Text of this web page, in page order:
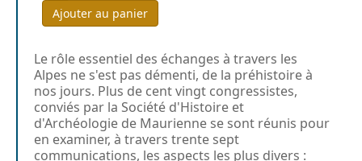
Ajouter au panier
Le rôle essentiel des échanges à travers les
Alpes ne s'est pas démenti, de la préhistoire à
nos jours. Plus de cent vingt congressistes,
conviés par la Société d'Histoire et
d'Archéologie de Maurienne se sont réunis pour
en examiner, à travers trente sept
communications, les aspects les plus divers :